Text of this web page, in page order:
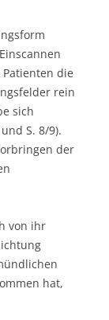
die
rein
sich
S. 8/9).
der
von ihr
hat,